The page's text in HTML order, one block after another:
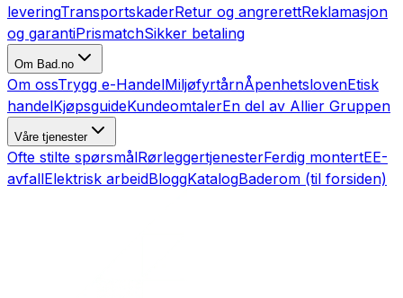
leveringTransportskaderRetur og angrerettReklamasjon
og garantiPrismatchSikker betaling
Om Bad.no
Om ossTrygg e-HandelMiljøfyrtårnÅpenhetslovenEtisk
handelKjøpsguideKundeomtalerEn del av Allier Gruppen
Våre tjenester
Ofte stilte spørsmålRørleggertjenesterFerdig montertEE-
avfallElektrisk arbeidBloggKatalogBaderom (til forsiden)